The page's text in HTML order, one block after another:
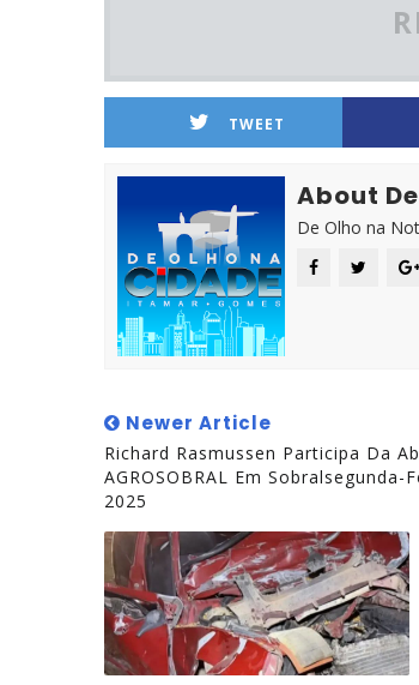
TWEET
About
De Olho na
Newer Article
Richard Rasmussen Participa Da
AGROSOBRAL Em Sobralsegunda-
2025